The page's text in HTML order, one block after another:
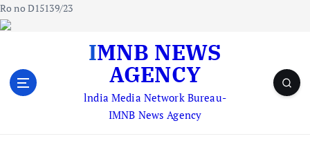
Ro no D15139/23
IMNB NEWS
AGENCY
lndia Media Network Bureau-
IMNB News Agency